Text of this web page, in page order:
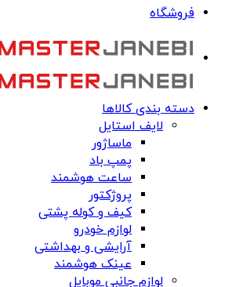
فروشگاه
دسته بندی کالاها
لایف استایل
ماساژور
پمپ باد
ساعت هوشمند
پروژکتور
کیف و کوله پشتی
لوازم خودرو
آرایشی و بهداشتی
عینک هوشمند
لوازم جانبی موبایل